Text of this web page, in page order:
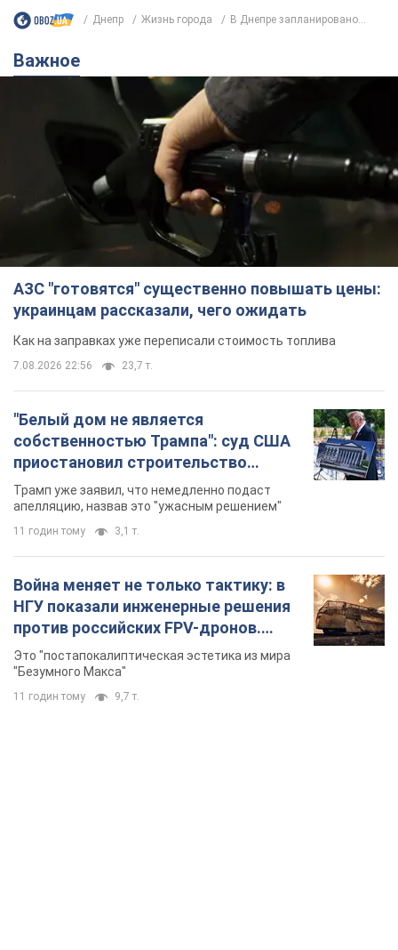
Днепр Жизнь города В Днепре запланировано...
Важное
АЗС "готовятся" существенно повышать цены:
украинцам рассказали, чего ожидать
Как на заправках уже переписали стоимость топлива
7.08.2026 22:56 23,7 т.
"Белый дом не является
собственностью Трампа": суд США
приостановил строительство
бального зала стоимостью 400 млн
долларов
Трамп уже заявил, что немедленно подаст
апелляцию, назвав это "ужасным решением"
11 годин тому 3,1 т.
Война меняет не только тактику: в
НГУ показали инженерные решения
против российских FPV-дронов.
Фото
Это "постапокалиптическая эстетика из мира
"Безумного Макса"
11 годин тому 9,7 т.